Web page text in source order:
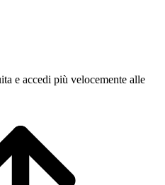
e accedi più velocemente alle